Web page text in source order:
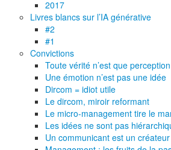
2017
Livres blancs sur l’IA générative
#2
#1
Convictions
Toute vérité n’est que perception
Une émotion n’est pas une idée
Dircom = idiot utile
Le dircom, miroir reformant
Le micro-management tire le
Les idées ne sont pas
Un communicant est un